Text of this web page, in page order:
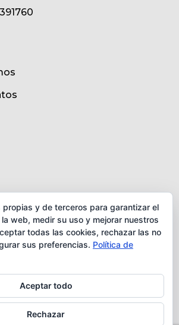
propias y de terceros para garantizar el
web, medir su uso y mejorar nuestros
todas las cookies, rechazar las no
sus preferencias. Política de
Aceptar todo
Rechazar